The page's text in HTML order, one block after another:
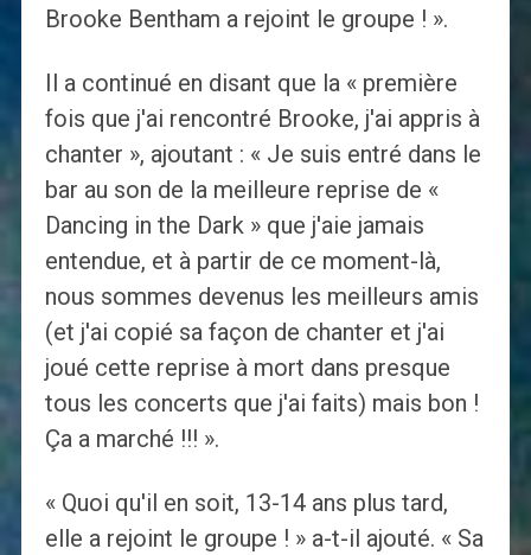
Brooke Bentham a rejoint le groupe ! ».
Il a continué en disant que la « première
fois que j'ai rencontré Brooke, j'ai appris à
chanter », ajoutant : « Je suis entré dans le
bar au son de la meilleure reprise de «
Dancing in the Dark » que j'aie jamais
entendue, et à partir de ce moment-là,
nous sommes devenus les meilleurs amis
(et j'ai copié sa façon de chanter et j'ai
joué cette reprise à mort dans presque
tous les concerts que j'ai faits) mais bon !
Ça a marché !!! ».
« Quoi qu'il en soit, 13-14 ans plus tard,
elle a rejoint le groupe ! » a-t-il ajouté. « Sa